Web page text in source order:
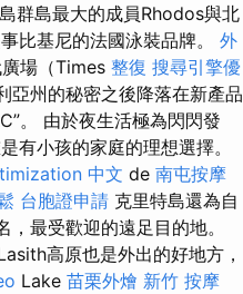
群島最大的成員Rhodos與北
比基尼的法國泳裝品牌。 外
場（Times 整復 搜尋引擎優
亞州的秘密之後降落在新產品
。 由於夜生活極為閃閃發
有小孩的家庭的理想選擇。
中文 de 南屯按摩
台胞證申請 克里特島還為自
最受歡迎的遠足目的地。
高原也是外出的好地方，
Lake 苗栗外燴 新竹 按摩